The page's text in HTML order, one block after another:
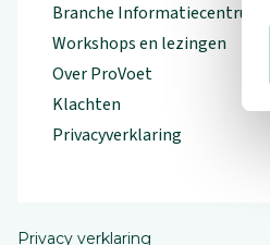
Branche Informatiecentrum
Workshops en lezingen
Over ProVoet
Klachten
Privacyverklaring
Privacy verklaring